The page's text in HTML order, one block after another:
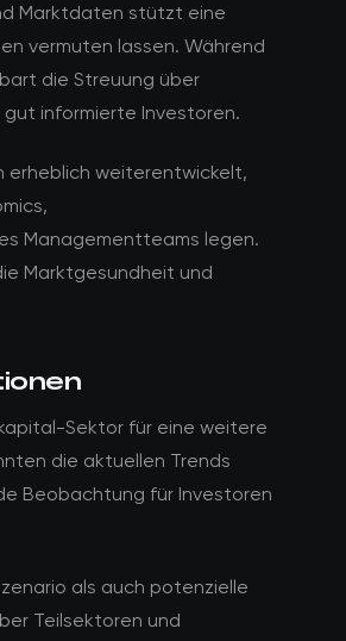
Marktdaten stützt eine
vermuten lassen. Während
die Streuung über
informierte Investoren.
erheblich weiterentwickelt,
Managementteams legen.
Marktgesundheit und
Sektor für eine weitere
die aktuellen Trends
Beobachtung für Investoren
als auch potenzielle
Teilsektoren und